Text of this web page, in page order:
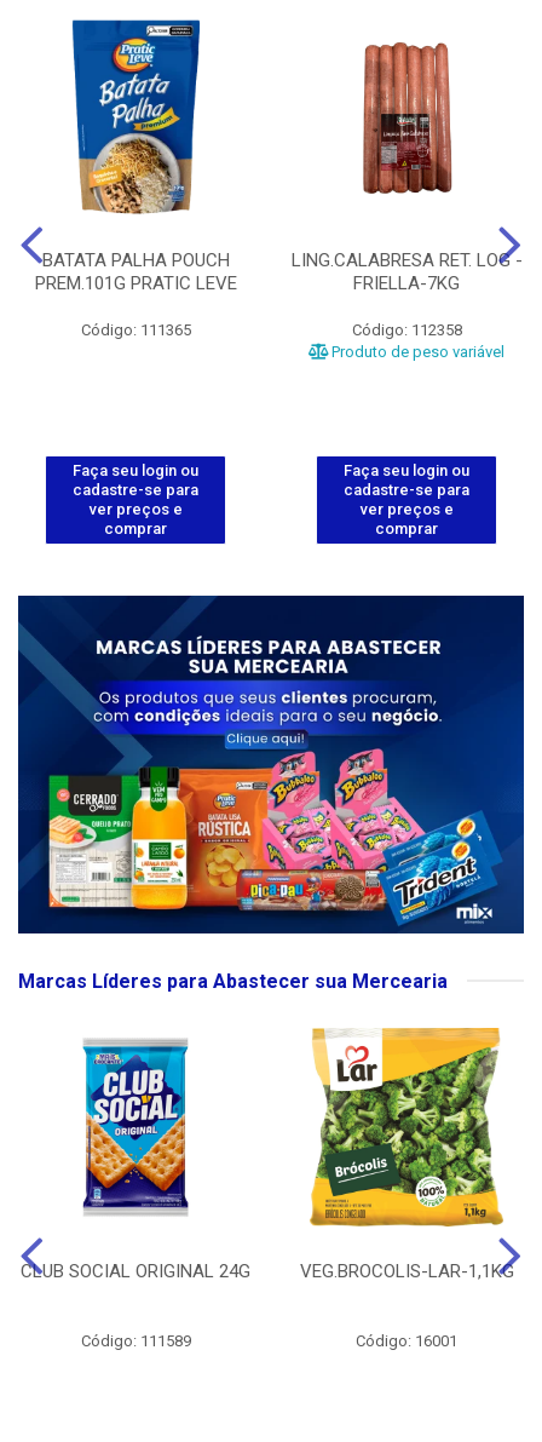
BATATA PALHA POUCH
PREM.101G PRATIC LEVE
Código: 111365
Faça seu login ou
cadastre-se para
ver preços e
comprar
LING.CALABRESA RET. LOG -
FRIELLA-7KG
Código: 112358
Produto de peso variável
Faça seu login ou
cadastre-se para
ver preços e
comprar
Marcas Líderes para Abastecer sua Mercearia
CLUB SOCIAL ORIGINAL 24G
Código: 111589
VEG.BROCOLIS-LAR-1,1KG
Código: 16001